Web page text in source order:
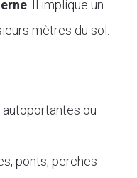
. Il implique un
mètres du sol.
ou
ponts, perches